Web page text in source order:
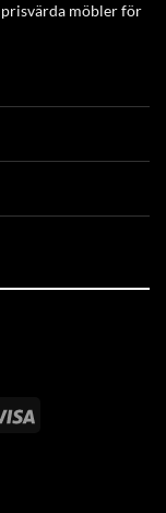
möbler för